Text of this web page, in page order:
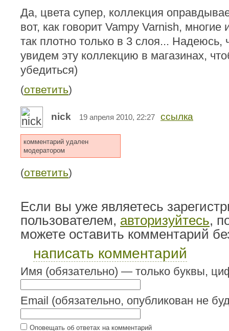
Да, цвета супер, коллекция
вот, как говорит Vampy Varnish, многие
так плотно только в 3 слоя... Надеюсь,
увидем эту коллекцию в магазинах,
убедиться)
(ответить)
nick 19 апреля 2010, 22:27 ссылка
комментарий удален
модератором
(ответить)
Если вы уже являетесь
пользователем, авторизуйтесь,
можете оставить комментарий
написать комментарий
Имя (обязательно) — только буквы,
Email (обязательно, опубликован не
Оповещать об ответах на комментарий